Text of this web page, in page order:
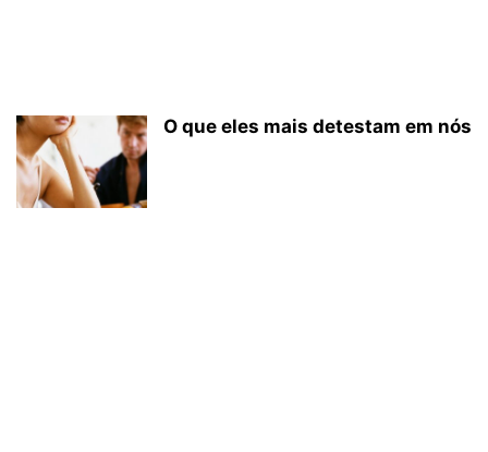
O que eles mais detestam em nós